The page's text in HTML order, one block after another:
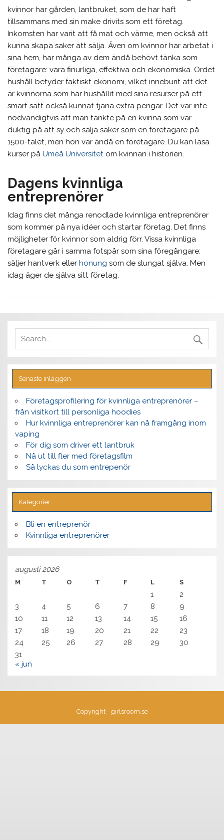
kvinnor har gården, lantbruket, som de har haft
tillsammans med sin make drivits som ett företag.
Inkomsten har varit att få mat och värme, men också att
kunna skapa saker att sälja. Även om kvinnor har arbetat i
sina hem, har många av dem ändå behövt tänka som
företagare: vara finurliga, effektiva och ekonomiska. Ordet
hushåll betyder faktiskt ekonomi, vilket inneburit att det
är kvinnorna som har hushållit med sina resurser på ett
smart sätt också kunnat tjäna extra pengar. Det var inte
nödvändigtvis att man tänkte på en kvinna som var
duktig på att sy och sälja saker som en företagare på
1500-talet, men hon var ändå en företagare. Du kan läsa
kurser påUmeå Universitet om kvinnan i historien.
Dagens kvinnliga
entreprenörer
Idag finns det många renodlade kvinnliga entreprenörer
som kommer på nya idéer och startar företag. Det finns
möjligheter för kvinnor som aldrig förr. Vissa kvinnliga
företagare går i samma fotspår som sina föregångare:
säljer hantverk ellerhonung som de slungat själva. Men
idag äger de själva sitt företag.
Senaste inläggen
Företagsprofilering för kvinnliga entreprenörer –
från visitkort till personliga hoodies
Hur kvinnliga entreprenörer kan nå framgång inom
vaping
För dig som driver ett lantbruk
Nå ut till fler med företagsfilm
Så lyckas du som entrepenör
Kategorier
Bli en entreprenör
Kvinnliga entreprenörer
augusti 2026
M T O T F L S
1
2
3
4 5 6 7 8
9
10
11 12 13 14 15
16
17
18 19 20 21 22
23
24
25 26 27 28 29
30
31
« jun